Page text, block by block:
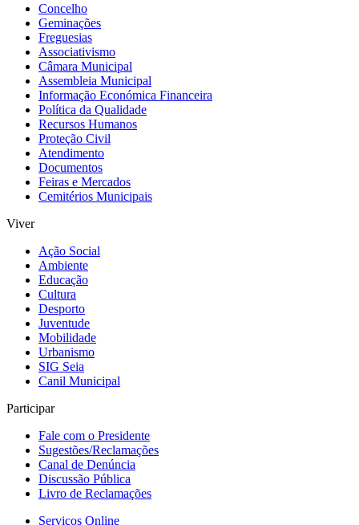
Concelho
Geminações
Freguesias
Associativismo
Câmara Municipal
Assembleia Municipal
Informação Económica Financeira
Política da Qualidade
Recursos Humanos
Proteção Civil
Atendimento
Documentos
Feiras e Mercados
Cemitérios Municipais
Viver
Ação Social
Ambiente
Educação
Cultura
Desporto
Juventude
Mobilidade
Urbanismo
SIG Seia
Canil Municipal
Participar
Fale com o Presidente
Sugestões/Reclamações
Canal de Denúncia
Discussão Pública
Livro de Reclamações
Serviços Online